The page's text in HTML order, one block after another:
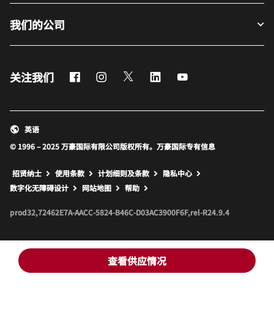
查看供应情况
我们的公司
关注我们 FacebookInstagram
Twitter LinkedIn
© 1996 – 2025 万豪国际有限公司版权所有。万豪国际专有信息
英语
招贤纳士 使用条款 计划细则及条款
隐私中心
数字化无障碍设计
网站地图 打开新窗口
帮助
prod32,72462E7A-AACC-5824-B46C-D03AC3900F6F,rel-R24.9.4